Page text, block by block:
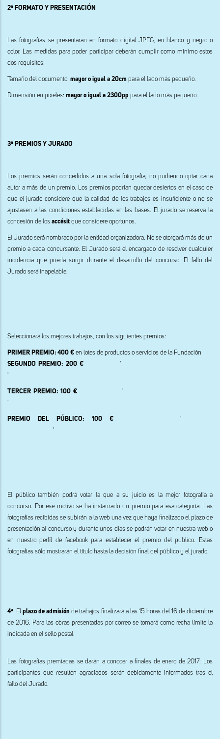
2ª FORMATO Y PRESENTACIÓN
Las fotografías se presentaran en formato digital JPEG, en blanco y negro o
color. Las medidas para poder participar deberán cumplir como mínimo estos
dos requisitos:
Tamaño del documento: mayor o igual a 20cm para el lado más pequeño.
Dimensión en pixeles: mayor o igual a 2300pp para el lado más pequeño.
3ª PREMIOS Y JURADO
Los premios serán concedidos a una sola fotografía, no pudiendo optar cada
autor a más de un premio. Los premios podrían quedar desiertos en el caso de
que el jurado considere que la calidad de los trabajos es insuficiente o no se
ajustasen a las condiciones establecidas en las bases. El jurado se reserva la
concesión de los accésit que considere oportunos.
El Jurado será nombrado por la entidad organizadora. No se otorgará más de un
premio a cada concursante. El Jurado será el encargado de resolver cualquier
incidencia que pueda surgir durante el desarrollo del concurso. El fallo del
Jurado será inapelable.
Seleccionará los mejores trabajos, con los siguientes premios:
PRIMER PREMIO: 400 € en lotes de productos o servicios de la Fundación
SEGUNDO PREMIO: 200 €'
'
TERCER PREMIO: 100 €'
'
PREMIO DEL PÚBLICO: 100 €'
'
El público también podrá votar la que a su juicio es la mejor fotografía a
concurso. Por ese motivo se ha instaurado un premio para esa categoría. Las
fotografías recibidas se subirán a la web una vez que haya finalizado el plazo de
presentación al concurso y durante unos días se podrán votar en nuestra web o
en nuestro perfil de facebook para establecer el premio del público. Estas
fotografías sólo mostrarán el título hasta la decisión final del público y el jurado.
4ª Elplazo de admisión de trabajos finalizará a las 15 horas del 16 de diciembre
de 2016. Para las obras presentadas por correo se tomará como fecha límite la
indicada en el sello postal.
Las fotografías premiadas se darán a conocer a finales de enero de 2017. Los
participantes que resulten agraciados serán debidamente informados tras el
fallo del Jurado.